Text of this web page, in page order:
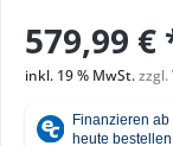
579,99 €
inkl. 19 % MwSt.